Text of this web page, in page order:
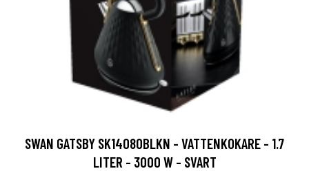
SWAN GATSBY SK14080BLKN - VATTENKOKARE - 1.7
LITER - 3000 W - SVART